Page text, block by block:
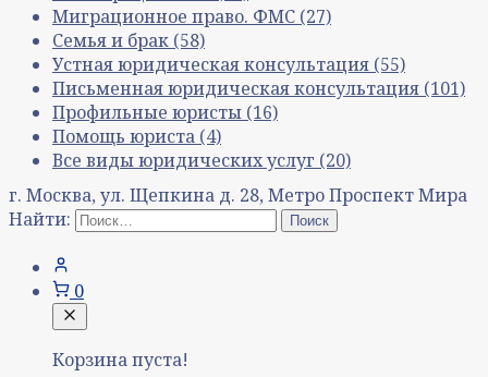
Миграционное право. ФМС (27)
Семья и брак (58)
Устная юридическая консультация (55)
Письменная юридическая консультация (101)
Профильные юристы (16)
Помощь юриста (4)
Все виды юридических услуг (20)
г. Москва, ул. Щепкина д. 28, Метро Проспект Мира
Найти:
0
Корзина пуста!